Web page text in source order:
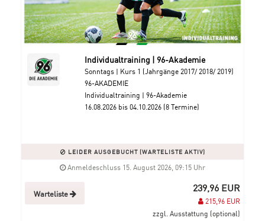
Individualtraining | 96-Akademie
Sonntags | Kurs 1 (Jahrgänge 2017/ 2018/ 2019)
96-AKADEMIE
Individualtraining | 96-Akademie
16.08.2026 bis 04.10.2026 (8 Termine)
LEIDER AUSGEBUCHT (WARTELISTE AKTIV)
Anmeldeschluss 15. August 2026, 09:15 Uhr
Warteliste 239,96 EUR
215,96 EUR
zzgl. Ausstattung (optional)